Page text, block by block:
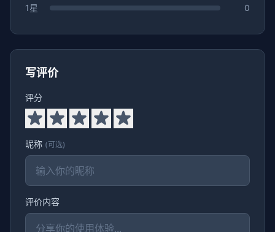
1星
0
写评价
评分
昵称 (可选)
评价内容